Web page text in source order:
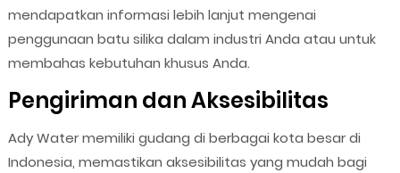
mendapatkan informasi lebih lanjut mengenai
penggunaan batu silika dalam industri Anda atau untuk
membahas kebutuhan khusus Anda.
Pengiriman dan Aksesibilitas
Ady Water memiliki gudang di berbagai kota besar di
Indonesia, memastikan aksesibilitas yang mudah bagi